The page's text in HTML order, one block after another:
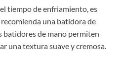
tiempo de enfriamiento, es
recomienda una batidora de
batidores de mano permiten
una textura suave y cremosa.